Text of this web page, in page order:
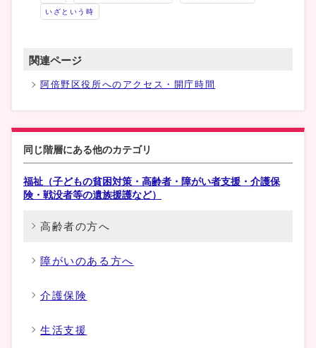
いざという時
関連ページ
阿倍野区役所へのアクセス・開庁時間
同じ階層にある他のカテゴリ
福祉（子どもの貧困対策・高齢者・障がい者支援・介護保
険・戦没者等の遺族援護など）
高齢者の方へ
障がいのある方へ
介護保険
生活支援